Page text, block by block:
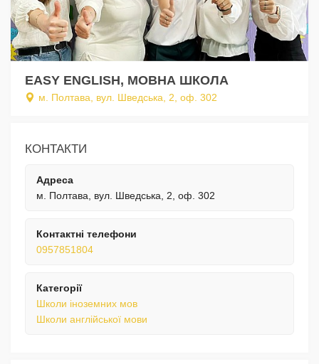
EASY ENGLISH, МОВНА ШКОЛА
м. Полтава, вул. Шведська, 2, оф. 302
КОНТАКТИ
Адреса
м. Полтава, вул. Шведська, 2, оф. 302
Контактні телефони
0957851804
Категорії
Школи іноземних мов
Школи англійської мови